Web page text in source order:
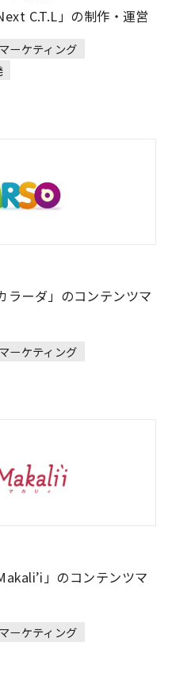
C.T.L」の制作・運営
マーケティング
ラーダ」のコンテンツマ
マーケティング
」のコンテンツマ
マーケティング